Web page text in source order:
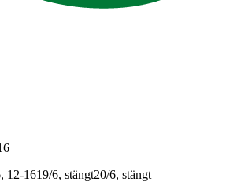
12-1619/6, stängt20/6, stängt